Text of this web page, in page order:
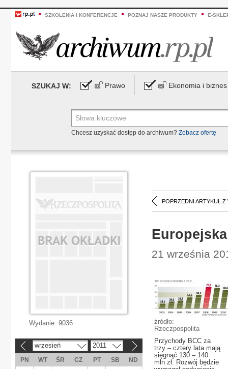
SZKOLENIA I KONFERENCJE POZNAJ NASZE PRODUKTY E-
SZUKAJ W: Prawo Ekonomia i biznes
Chcesz uzyskać dostęp do archiwum? Zobacz ofertę
POPRZEDNI ARTYKUŁ Z
21 września
źródło:
Rzeczpospolita
Przychody BCC za
trzy – cztery lata mają
sięgnąć 130 – 140
mln zł. Rozwój będzie
Wydanie: 9036
wrzesień 2011
PN WT ŚR CZ PT SB
ND